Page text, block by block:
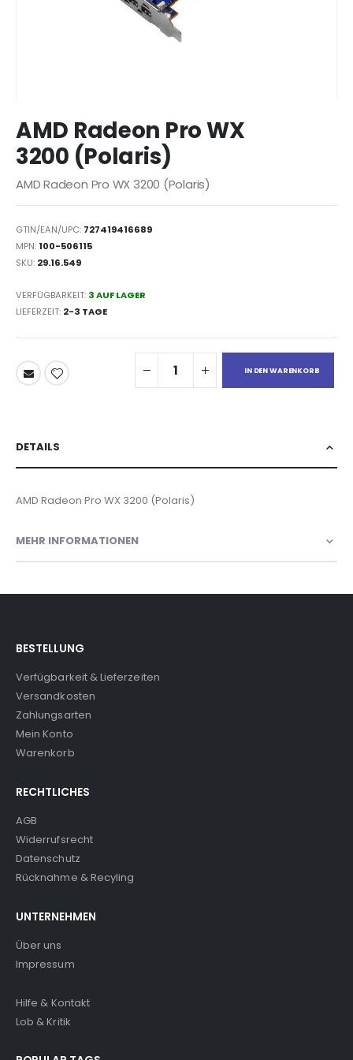
Anfang
der
Bildergalerie
AMD Radeon Pro WX
3200 (Polaris)
AMD Radeon Pro WX 3200 (Polaris)
GTIN/EAN/UPC: 727419416689
MPN:100-506115
SKU: 29.16.549
VERFÜGBARKEIT: 3 AUF LAGER
LIEFERZEIT 2-3 TAGE
IN DEN WARENKORB
DETAILS
AMD Radeon Pro WX 3200 (Polaris)
MEHR INFORMATIONEN
BESTELLUNG
Verfügbarkeit & Lieferzeiten
Versandkosten
Zahlungsarten
Mein Konto
Warenkorb
RECHTLICHES
AGB
Widerrufsrecht
Datenschutz
Rücknahme & Recyling
UNTERNEHMEN
Über uns
Impressum
Hilfe & Kontakt
Lob & Kritik